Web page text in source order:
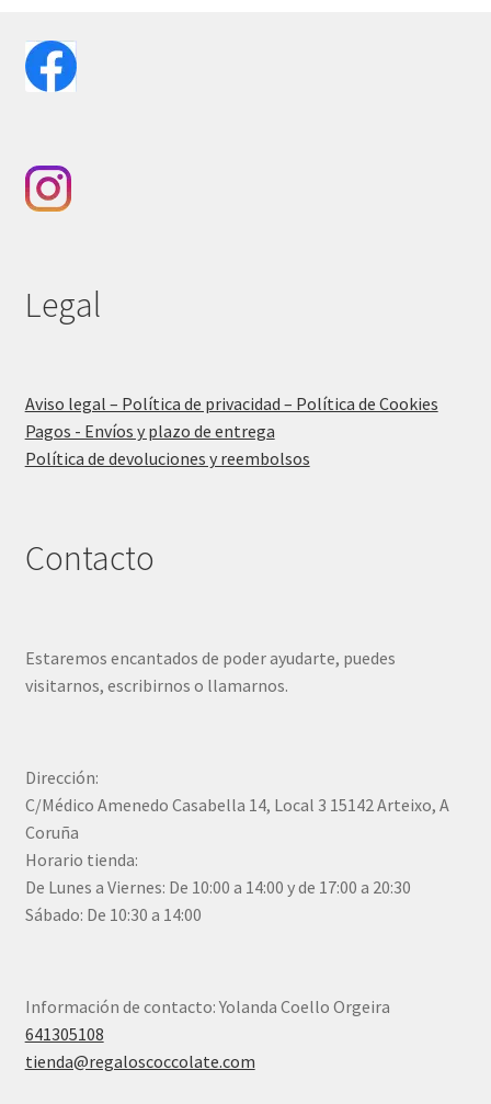
Legal
Aviso legal – Política de privacidad – Política de Cookies
Pagos - Envíos y plazo de entrega
Política de devoluciones y reembolsos
Contacto
Estaremos encantados de poder ayudarte, puedes
visitarnos, escribirnos o llamarnos.
Dirección:
C/Médico Amenedo Casabella 14, Local 3 15142 Arteixo, A
Coruña
Horario tienda:
De Lunes a Viernes: De 10:00 a 14:00 y de 17:00 a 20:30
Sábado: De 10:30 a 14:00
Información de contacto: Yolanda Coello Orgeira
641305108
tienda@regaloscoccolate.com